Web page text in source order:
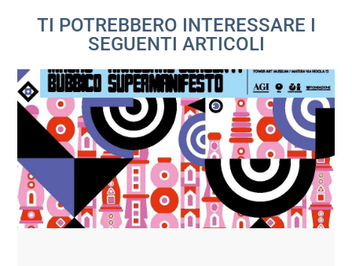
TI POTREBBERO INTERESSARE I
SEGUENTI ARTICOLI